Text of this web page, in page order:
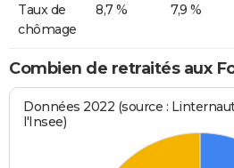
Taux de
chômage
8,7 % 7,9 %
Combien de retraités aux
Données 2022 (source :
l'Insee)